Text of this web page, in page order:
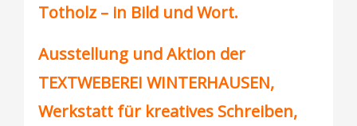
Totholz – in Bild und Wort.
Ausstellung und Aktion der
TEXTWEBEREI WINTERHAUSEN,
Werkstatt für kreatives Schreiben,